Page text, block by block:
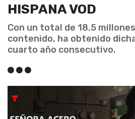
HISPANA VOD
Con un total de 18.5
contenido, ha obtenido
cuarto año consecutivo.